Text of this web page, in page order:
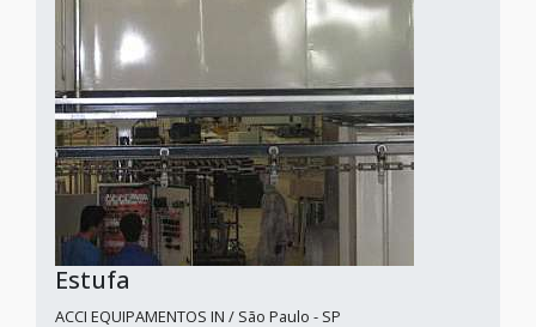
Estufa
ACCI EQUIPAMENTOS IN / São Paulo - SP